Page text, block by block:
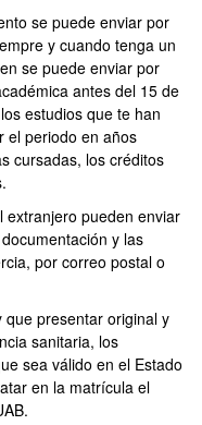
se puede enviar por
y cuando tenga un
se puede enviar por
antes del 15 de
estudios que te han
el periodo en años
cursadas, los créditos
extranjero pueden enviar
y las
por correo postal o
presentar original y
sanitaria, los
sea válido en el Estado
en la matrícula el